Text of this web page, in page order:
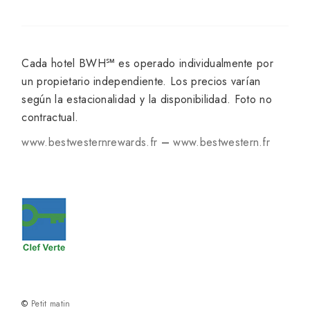
Cada hotel BWH℠ es operado individualmente por
un propietario independiente. Los precios varían
según la estacionalidad y la disponibilidad. Foto no
contractual.
www.bestwesternrewards.fr –www.bestwestern.fr
© Petit matin